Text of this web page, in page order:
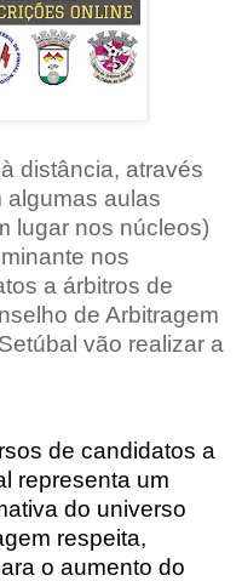
distância, através
algumas aulas
lugar nos núcleos)
nos
a árbitros de
de Arbitragem
vão realizar a
de candidatos a
representa um
do universo
respeita,
o aumento do